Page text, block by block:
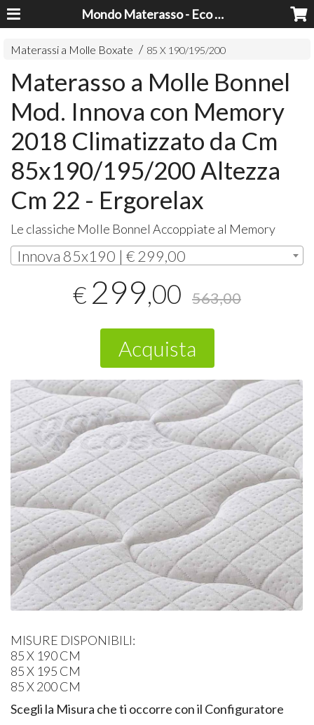
Mondo Materasso - Eco Dreams srl
Materassi a Molle Boxate 85 X 190/195/200
Materasso a Molle Bonnel
Mod. Innova con Memory
2018 Climatizzato da Cm
85x190/195/200 Altezza
Cm 22 - Ergorelax
Le classiche Molle Bonnel Accoppiate al Memory
Innova 85x190 | € 299,00
€ 299,00 563,00
Acquista
MISURE DISPONIBILI:
85 X 190 CM
85 X 195 CM
85 X 200 CM
Scegli la Misura che ti occorre con il Configuratore